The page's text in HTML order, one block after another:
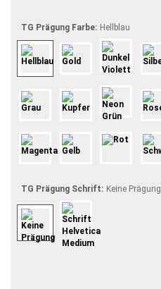
TG Prägung Farbe: Hellblau
TG Prägung Schrift: Keine Prägung